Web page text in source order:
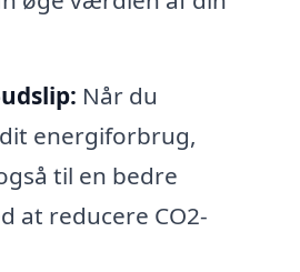
Når du
energiforbrug,
til en bedre
at reducere CO2-